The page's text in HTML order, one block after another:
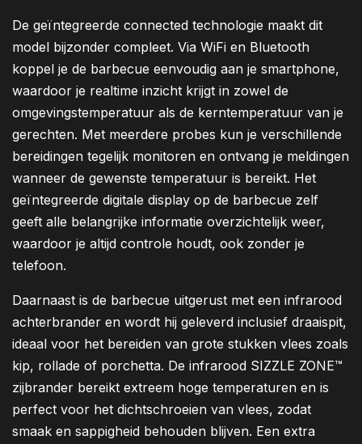
De geïntegreerde connected technologie maakt dit
model bijzonder compleet. Via WiFi en Bluetooth
koppel je de barbecue eenvoudig aan je smartphone,
waardoor je realtime inzicht krijgt in zowel de
omgevingstemperatuur als de kerntemperatuur van je
gerechten. Met meerdere probes kun je verschillende
bereidingen tegelijk monitoren en ontvang je meldingen
wanneer de gewenste temperatuur is bereikt. Het
geïntegreerde digitale display op de barbecue zelf
geeft alle belangrijke informatie overzichtelijk weer,
waardoor je altijd controle houdt, ook zonder je
telefoon.
Daarnaast is de barbecue uitgerust met een infrarood
achterbrander en wordt hij geleverd inclusief draaispit,
ideaal voor het bereiden van grote stukken vlees zoals
kip, rollade of porchetta. De infrarood SIZZLE ZONE™
zijbrander bereikt extreem hoge temperaturen en is
perfect voor het dichtschroeien van vlees, zodat
smaak en sappigheid behouden blijven. Een extra